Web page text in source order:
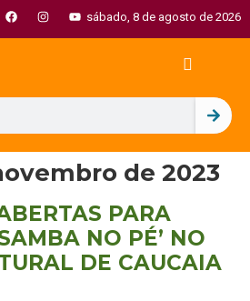
sábado, 8 de agosto de 2026
de 2023
PARA
NO PÉ’ NO
DE CAUCAIA